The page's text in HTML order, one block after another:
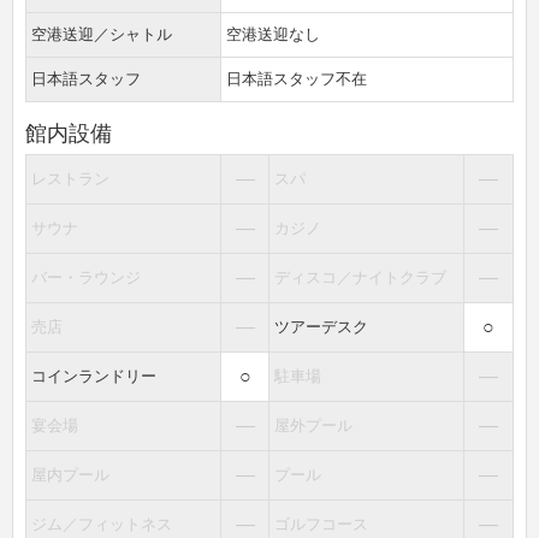
空港送迎／シャトル 空港送迎なし
日本語スタッフ 日本語スタッフ不在
館内設備
レストラン ― スパ ―
サウナ ― カジノ ―
バー・ラウンジ ― ディスコ／ナイトクラブ ―
売店 ― ツアーデスク ○
コインランドリー ○ 駐車場 ―
宴会場 ― 屋外プール ―
屋内プール ― プール ―
ジム／フィットネス ― ゴルフコース ―